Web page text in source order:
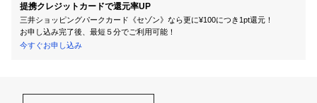
提携クレジットカードで還元率UP
三井ショッピングパークカード《セゾン》なら更に¥100につき1pt還元！
お申し込み完了後、最短５分でご利用可能！
今すぐお申し込み